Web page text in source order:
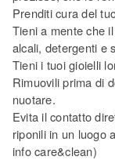
Prenditi cura del
Tieni a mente che
alcali, detergenti e
Tieni i tuoi gioielli
Rimuovili prima di
nuotare.
Evita il contatto
riponili in un luogo
info care&clean)